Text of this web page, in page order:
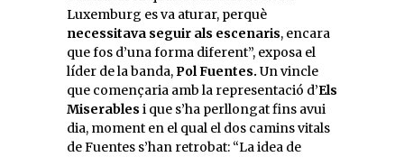
Luxemburg es va aturar, perquè
necessitava seguir als escenaris, encara
que fos d’una forma diferent”, exposa el
líder de la banda,Pol Fuentes. Un vincle
que començaria amb la representació d’Els
Miserables i que s’ha perllongat fins avui
dia, moment en el qual el dos camins vitals
de Fuentes s’han retrobat: “La idea de